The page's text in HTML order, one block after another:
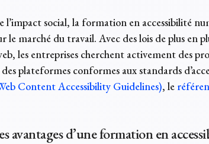
l’impact social, la formation en accessibilité
le marché du travail. Avec des lois de plus en
les entreprises cherchent activement des
plateformes conformes aux standards
Content Accessibility Guidelines), le
avantages d’une formation en